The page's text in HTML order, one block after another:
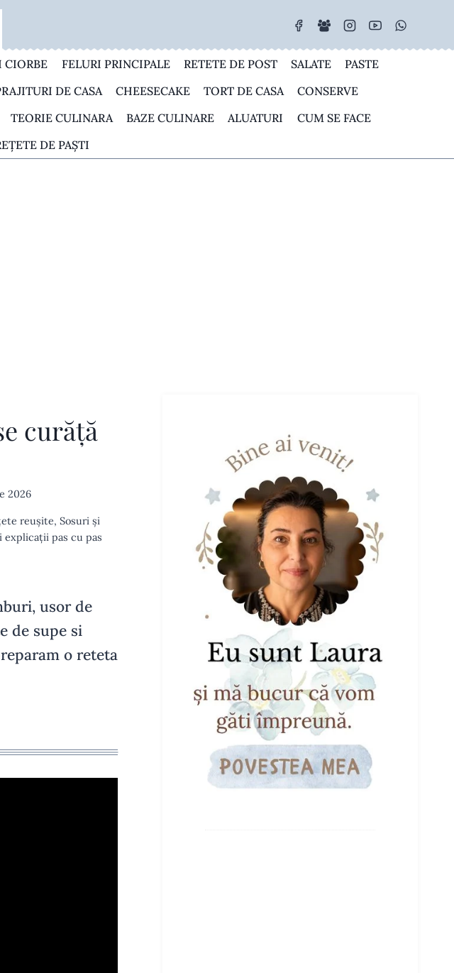
CIORBE FELURI PRINCIPALE RETETE DE POST SALATE
PASTE
DE CASA CHEESECAKE TORT DE CASA
CONSERVE
TEORIE CULINARA BAZE CULINARE ALUATURI
CUM SE FACE
DE PAȘTI
curăță
2026
reușite, Sosuri și
pas cu pas
usor de
de supe si
o reteta